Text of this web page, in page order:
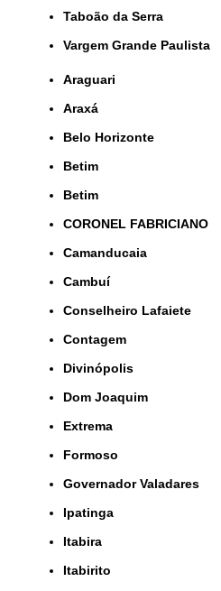
Taboão da Serra
Vargem Grande Paulista
Araguari
Araxá
Belo Horizonte
Betim
Betim
CORONEL FABRICIANO
Camanducaia
Cambuí
Conselheiro Lafaiete
Contagem
Divinópolis
Dom Joaquim
Extrema
Formoso
Governador Valadares
Ipatinga
Itabira
Itabirito